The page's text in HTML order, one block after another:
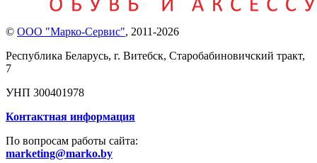
© ООО "Марко-Сервис", 2011-2026
Республика Беларусь, г. Витебск, Старобабиновичский тракт,
7
УНП 300401978
Контактная информация
По вопросам работы сайта:
marketing@marko.by